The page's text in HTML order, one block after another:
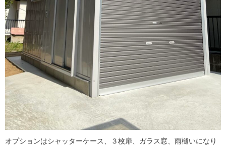
オプションはシャッターケース、３枚扉、ガラス窓、雨樋いになり